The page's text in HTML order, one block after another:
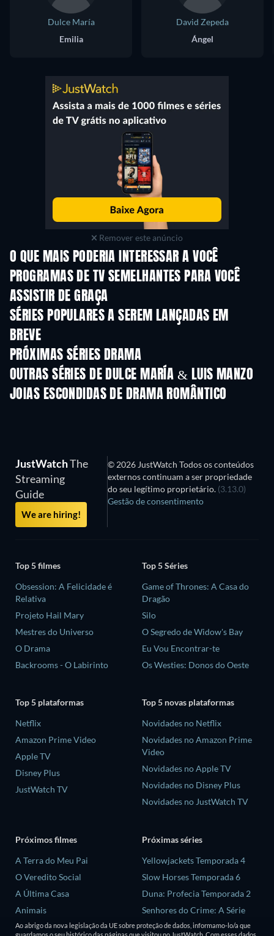
Dulce María
Emilia
David Zepeda
Ángel
Remover este anúncio
O QUE MAIS PODERIA INTERESSAR A VOCÊ
Série Série
PROGRAMAS DE TV SEMELHANTES PARA VOCÊ
ASSISTIR DE GRAÇA
Série
SÉRIES POPULARES A SEREM LANÇADAS EM
BREVE
PRÓXIMAS SÉRIES DRAMA
Temporada 4
OUTRAS SÉRIES DE DULCE MARÍA & LUIS MANZO
Série Série
JOIAS ESCONDIDAS DE DRAMA ROMÂNTICO
JustWatchThe
Streaming
Guide
We are hiring!
© 2026 JustWatch Todos os conteúdos
externos continuam a ser propriedade
do seu legítimo proprietário. (3.13.0)
Gestão de consentimento
Top 5 filmes
Obsession: A Felicidade é
Relativa
Projeto Hail Mary
Mestres do Universo
O Drama
Backrooms - O Labirinto
Top 5 Séries
Game of Thrones: A Casa do
Dragão
Silo
O Segredo de Widow's Bay
Eu Vou Encontrar-te
Os Westies: Donos do Oeste
Top 5 plataformas
Netflix
Amazon Prime Video
Apple TV
Disney Plus
JustWatch TV
Top 5 novas plataformas
Novidades no Netflix
Novidades no Amazon Prime
Video
Novidades no Apple TV
Novidades no Disney Plus
Novidades no JustWatch TV
Próximos filmes
A Terra do Meu Pai
O Veredito Social
A Última Casa
Animais
Voltei na Foto
Próximas séries
Yellowjackets Temporada 4
Slow Horses Temporada 6
Duna: Profecia Temporada 2
Senhores do Crime: A Série
Temporada 2
Ao abrigo da nova legislação da UE sobre proteção de dados, informamo-lo/a que